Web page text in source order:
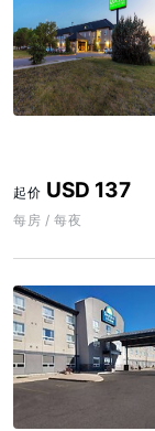
起价 USD 137
每房 / 每夜